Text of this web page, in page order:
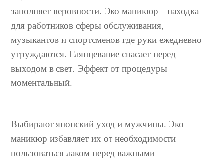
заполняет неровности. Эко маникюр – находка
для работников сферы обслуживания,
музыкантов и спортсменов где руки ежедневно
утруждаются. Глянцевание спасает перед
выходом в свет. Эффект от процедуры
моментальный.
Выбирают японский уход и мужчины. Эко
маникюр избавляет их от необходимости
пользоваться лаком перед важными